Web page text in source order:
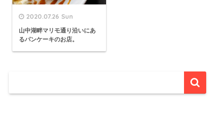
2020.07.26 Sun
山中湖畔マリモ通り沿いにあ
るパンケーキのお店。